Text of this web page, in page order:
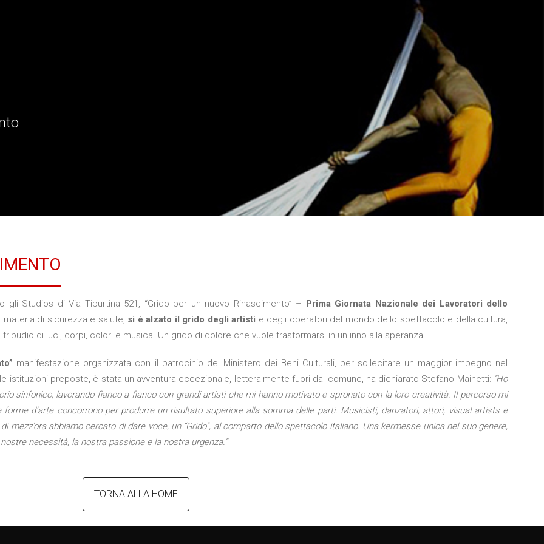
Studios di Via Tiburtina 521, “Grido per un nuovo Rinascimento” – Prima Giornata Nazionale dei Lavoratori dello
di sicurezza e salute, si è alzato il grido degli artisti e degli operatori del mondo dello spettacolo e della cultura,
di luci, corpi, colori e musica. Un grido di dolore che vuole trasformarsi in un inno alla speranza.
manifestazione organizzata con il patrocinio del Ministero dei Beni Culturali, per sollecitare un maggior impegno nel
istituzioni preposte, è stata un avventura eccezionale, letteralmente fuori dal comune, ha dichiarato Stefano Mainetti: “Ho
sinfonico, lavorando fianco a fianco con grandi artisti che mi hanno motivato e spronato con la loro creatività. Il percorso mi
d’arte concorrono per produrre un risultato superiore alla somma delle parti. Musicisti, danzatori, attori, visual artists e
abbiamo cercato di dare voce, un “Grido”, al comparto dello spettacolo italiano. Una kermesse unica nel suo genere,
necessità, la nostra passione e la nostra urgenza.”
TORNA ALLA HOME